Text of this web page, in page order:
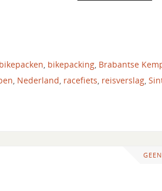
bikepacken, bikepacking, Brabantse
, Nederland, racefiets, reisverslag,